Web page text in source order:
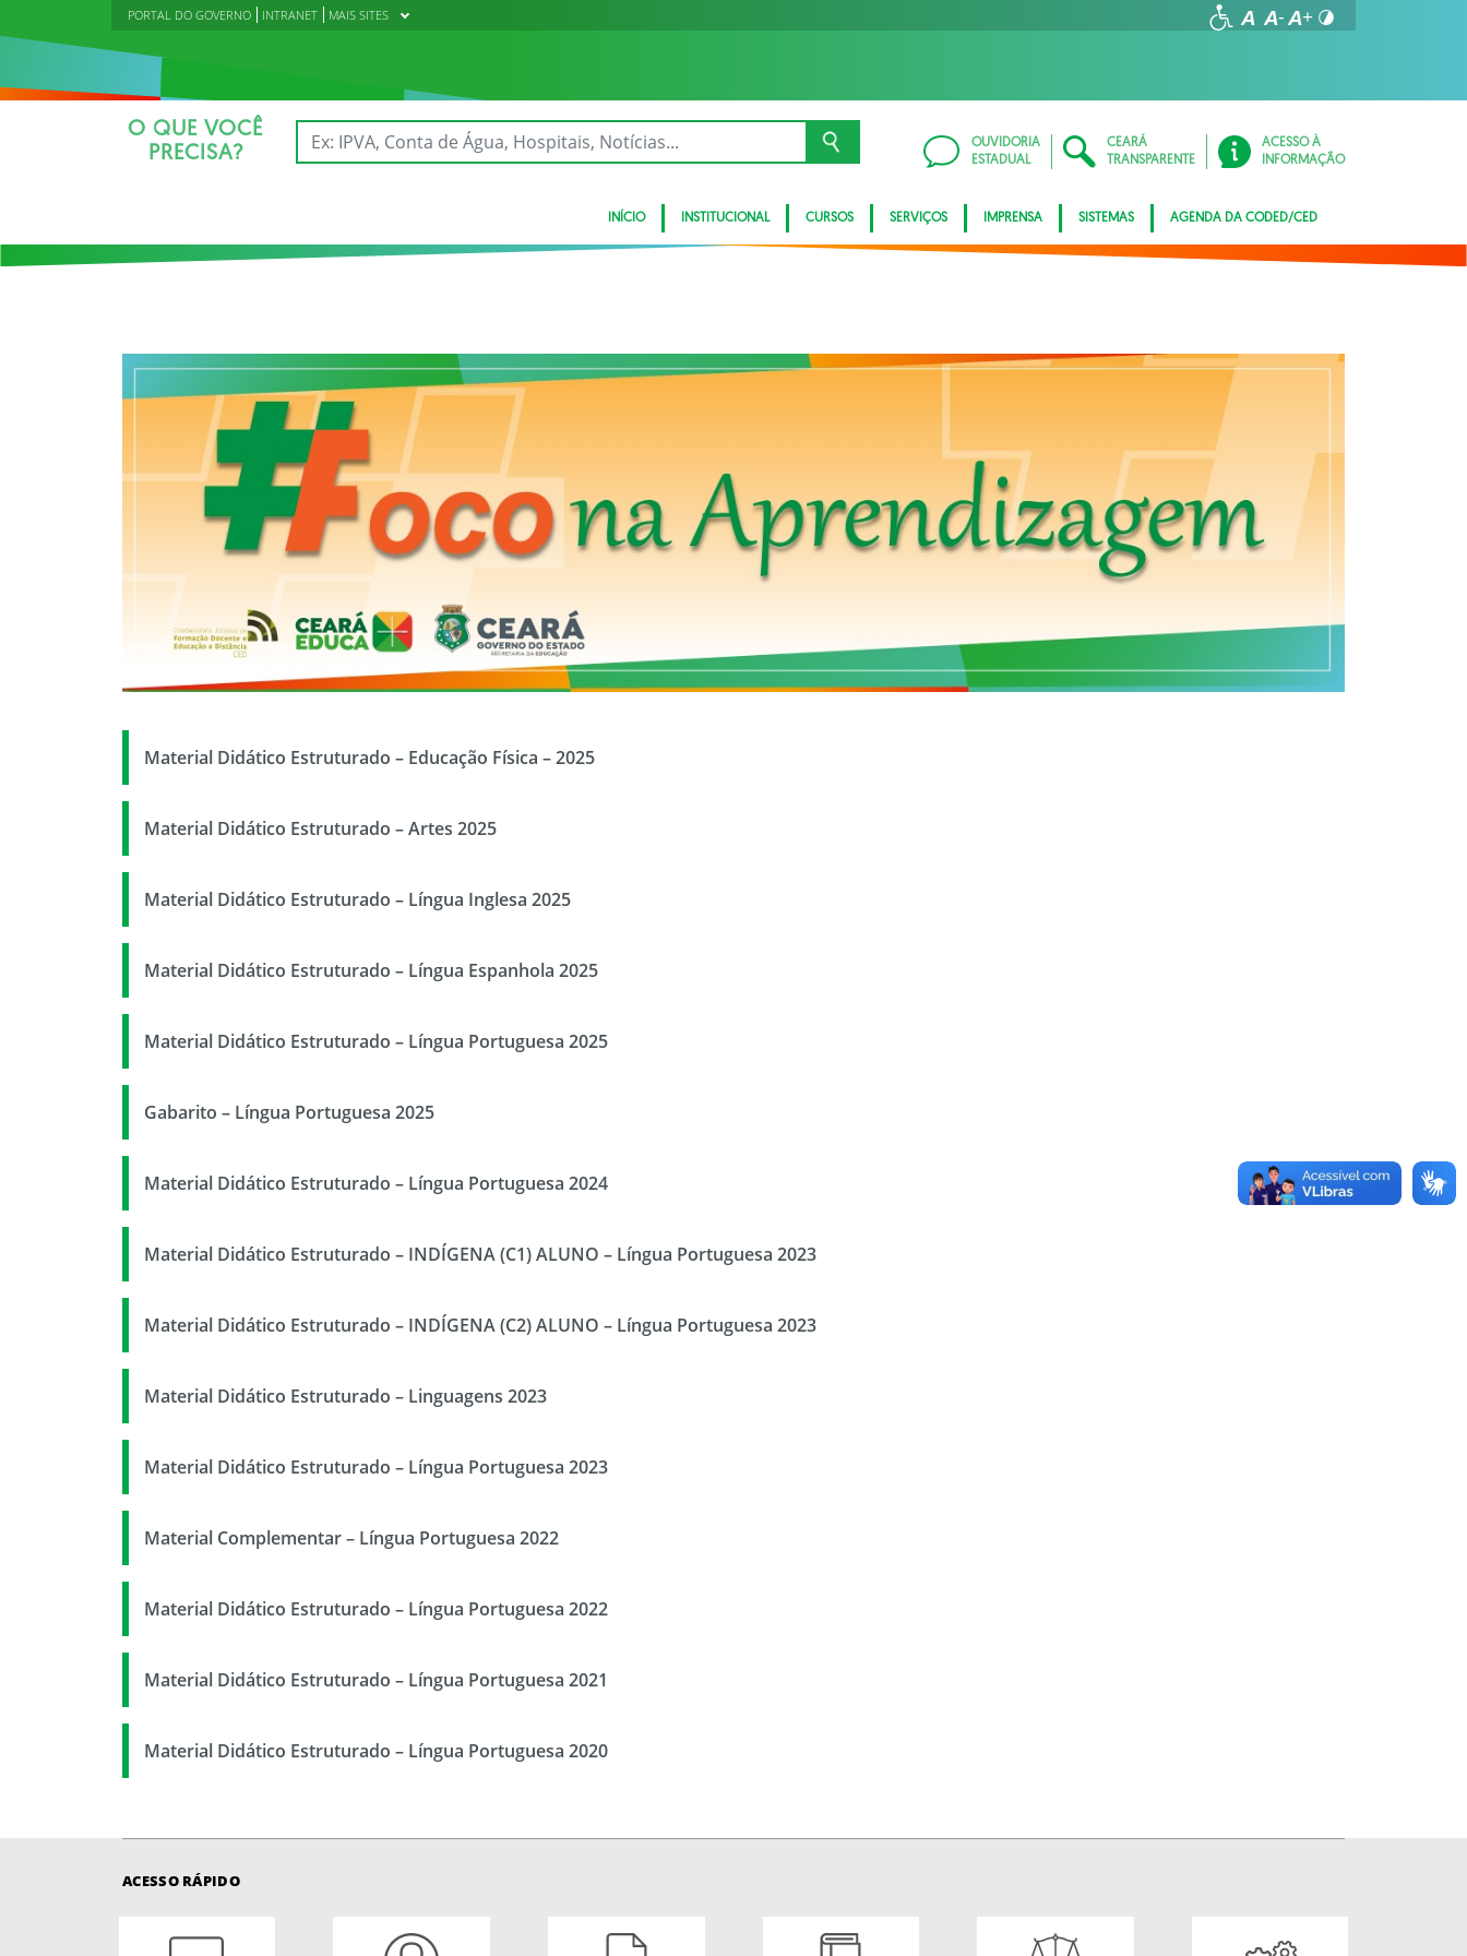
PORTAL DO GOVERNO INTRANET MAIS SITES
O QUE VOCÊ
PRECISA?
OUVIDORIA
ESTADUAL
CEARÁ
TRANSPARENTE
ACESSO À
INFORMAÇÃO
INÍCIO INSTITUCIONAL CURSOS SERVIÇOS IMPRENSA SISTEMAS AGENDA DA CODED/CED
Material Didático Estruturado – Educação Física – 2025
Material Didático Estruturado – Artes 2025
Material Didático Estruturado – Língua Inglesa 2025
Material Didático Estruturado – Língua Espanhola 2025
Material Didático Estruturado – Língua Portuguesa 2025
Gabarito – Língua Portuguesa 2025
Material Didático Estruturado – Língua Portuguesa 2024
Material Didático Estruturado – INDÍGENA (C1) ALUNO – Língua Portuguesa 2023
Material Didático Estruturado – INDÍGENA (C2) ALUNO – Língua Portuguesa 2023
Material Didático Estruturado – Linguagens 2023
Material Didático Estruturado – Língua Portuguesa 2023
Material Complementar – Língua Portuguesa 2022
Material Didático Estruturado – Língua Portuguesa 2022
Material Didático Estruturado – Língua Portuguesa 2021
Material Didático Estruturado – Língua Portuguesa 2020
ACESSO RÁPIDO